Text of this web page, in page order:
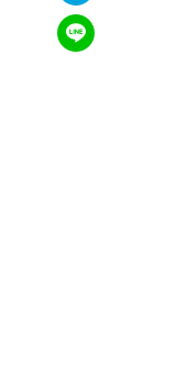
LINEで送る